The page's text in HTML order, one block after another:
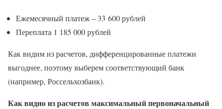
Ежемесячный платеж – 33 600 рублей
Переплата 1 185 000 рублей
Как видим из расчетов, дифференцированные платежи
выгоднее, поэтому выберем соответствующий банк
(например, Россельхозбанк).
Как видно из расчетов максимальный первоначальный